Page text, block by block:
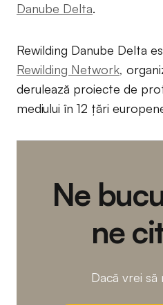
Danube Delta.
Rewilding Danube Delta
Rewilding Network,
derulează proiecte de
mediului în 12 țări
Ne
ne
Dacă vrei să